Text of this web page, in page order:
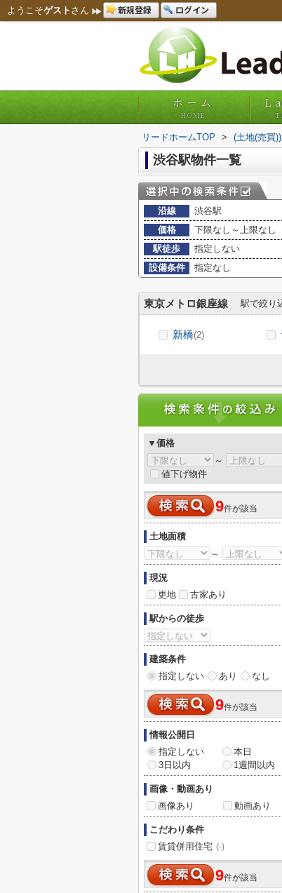
ようこそゲスト さん 新規登録 ログイン
ホーム
HOME
リードホームTOP > (土地(売買
渋谷駅物件一覧
沿線
渋谷駅
価格
下限なし～上限なし
駅徒歩
指定しない
設備条件
指定なし
東京メトロ銀座線 駅で絞り
新橋(2)
▼価格
～
値下げ物件
9件が該当
土地面積
～
現況
更地
古家あり
駅からの徒歩
建築条件
指定しない
あり なし
9件が該当
情報公開日
指定しない
本日
3日以内
1週間以内
画像・動画あり
画像あり
動画あり
こだわり条件
賃貸併用住宅 (-)
9件が該当